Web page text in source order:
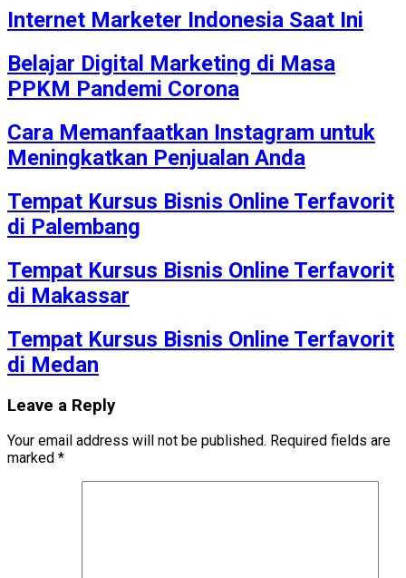
Internet Marketer Indonesia Saat Ini
Belajar Digital Marketing di Masa
PPKM Pandemi Corona
Cara Memanfaatkan Instagram untuk
Meningkatkan Penjualan Anda
Tempat Kursus Bisnis Online Terfavorit
di Palembang
Tempat Kursus Bisnis Online Terfavorit
di Makassar
Tempat Kursus Bisnis Online Terfavorit
di Medan
Leave a Reply
Your email address will not be published. Required fields are
marked *